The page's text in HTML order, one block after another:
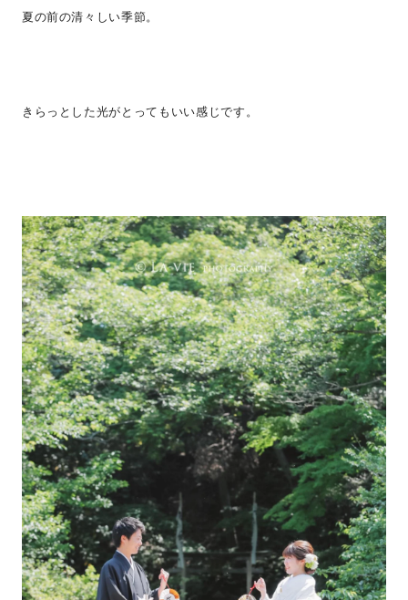
夏の前の清々しい季節。
きらっとした光がとってもいい感じです。